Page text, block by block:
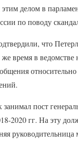
делом в
по поводу
что
время в ведомстве
пост
2020 гг. На эту
руководительница